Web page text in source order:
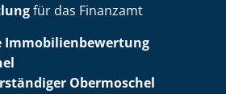
für das Finanzamt
Im­mo­bi­li­en­be­wer­tung
Obermoschel